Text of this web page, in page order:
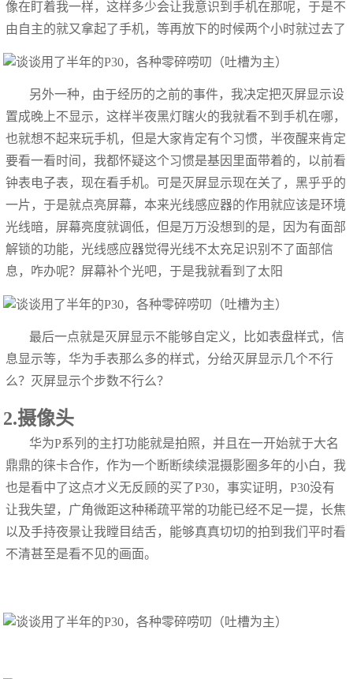
像在盯着我一样，这样多少会让我意识到手机在那呢，于是不
由自主的就又拿起了手机，等再放下的时候两个小时就过去了
另外一种，由于经历的之前的事件，我决定把灭屏显示设
置成晚上不显示，这样半夜黑灯瞎火的我就看不到手机在哪，
也就想不起来玩手机，但是大家肯定有个习惯，半夜醒来肯定
要看一看时间，我都怀疑这个习惯是基因里面带着的，以前看
钟表电子表，现在看手机。可是灭屏显示现在关了，黑乎乎的
一片，于是就点亮屏幕，本来光线感应器的作用就应该是环境
光线暗，屏幕亮度就调低，但是万万没想到的是，因为有面部
解锁的功能，光线感应器觉得光线不太充足识别不了面部信
息，咋办呢？屏幕补个光吧，于是我就看到了太阳
最后一点就是灭屏显示不能够自定义，比如表盘样式，信
息显示等，华为手表那么多的样式，分给灭屏显示几个不行
么？灭屏显示个步数不行么？
2.摄像头
华为P系列的主打功能就是拍照，并且在一开始就于大名
鼎鼎的徕卡合作，作为一个断断续续混摄影圈多年的小白，我
也是看中了这点才义无反顾的买了P30，事实证明，P30没有
让我失望，广角微距这种稀疏平常的功能已经不足一提，长焦
以及手持夜景让我瞠目结舌，能够真真切切的拍到我们平时看
不清甚至是看不见的画面。